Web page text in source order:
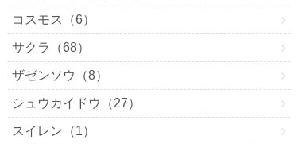
コスモス（6）
サクラ（68）
ザゼンソウ（8）
シュウカイドウ（27）
スイレン（1）